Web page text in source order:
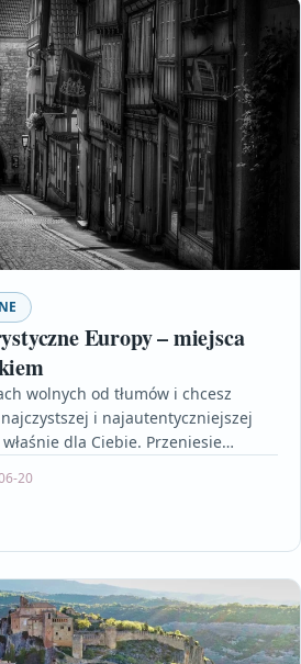
Europy – miejsca
wolnych od tłumów i chcesz
i najautentyczniejszej
dla Ciebie. Przeniesie…
20